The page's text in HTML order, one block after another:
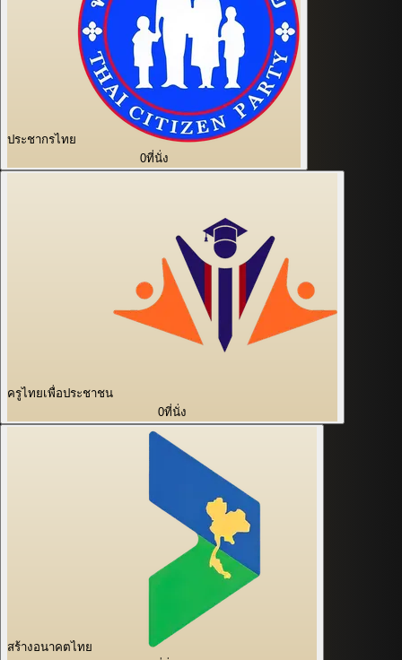
ประชากรไทย
0ที่นั่ง
ครูไทยเพื่อประชาชน
0ที่นั่ง
สร้างอนาคตไทย